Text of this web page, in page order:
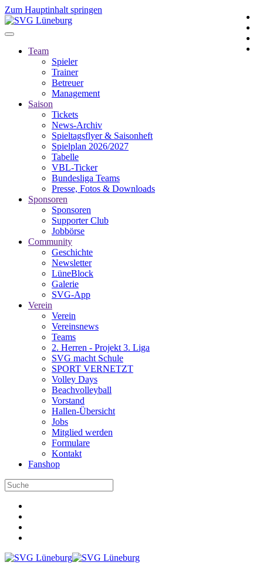
Zum Hauptinhalt springen
Team
Spieler
Trainer
Betreuer
Management
Saison
Tickets
News-Archiv
Spieltagsflyer & Saisonheft
Spielplan 2026/2027
Tabelle
VBL-Ticker
Bundesliga Teams
Presse, Fotos & Downloads
Sponsoren
Sponsoren
Supporter Club
Jobbörse
Community
Geschichte
Newsletter
LüneBlock
Galerie
SVG-App
Verein
Verein
Vereinsnews
Teams
2. Herren - Projekt 3. Liga
SVG macht Schule
SPORT VERNETZT
Volley Days
Beachvolleyball
Vorstand
Hallen-Übersicht
Jobs
Mitglied werden
Formulare
Kontakt
Fanshop